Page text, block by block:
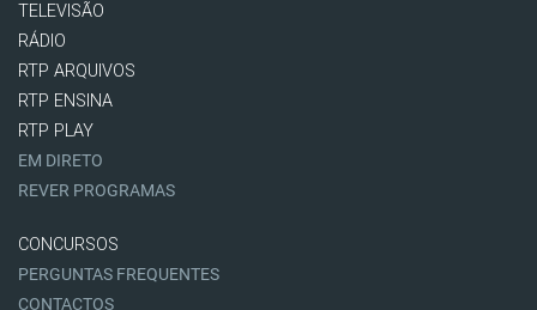
TELEVISÃO
RÁDIO
RTP ARQUIVOS
RTP ENSINA
RTP PLAY
EM DIRETO
REVER PROGRAMAS
CONCURSOS
PERGUNTAS FREQUENTES
CONTACTOS